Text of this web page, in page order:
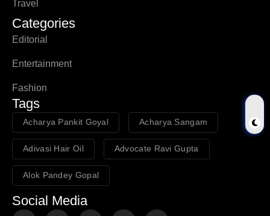
Travel
Categories
Editorial
Entertainment
Fashion
Tags
Acharya Pankit Goyal Acharya Sangam
Adivasi Hair Oil Advocate Ravi Gupta
Alok Pandey Gopal
Social Media